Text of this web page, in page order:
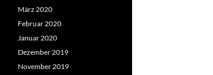
März 2020
Februar 2020
Januar 2020
Dezember 2019
November 2019